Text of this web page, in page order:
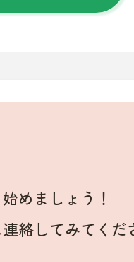
めましょう！
絡してみてくだ